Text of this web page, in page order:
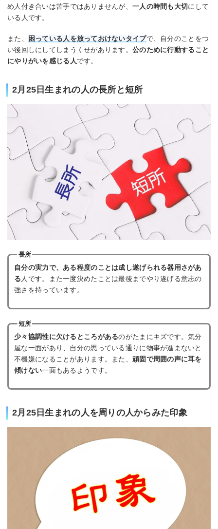
め人付き合いは苦手ではありませんが、一人の時間も大切にして
いる人です。
また、 困っている人を放っておけないタイプで、自分のことをつ
い後回しにしてしまうくせがあります。公のために行動すること
にやりがいを感じる人です。
2月25日生まれの人の長所と短所
長所
自分の実力で、ある程度のことは成し遂げられる器用さがあ
る 人です。また一度決めたことは最後までやり遂げる意志の
強さを持っています。
短所
少々協調性に欠けるところがあるのがたまにキズです。気分
屋な一面があり、自分の思っている通りに物事が進まないと
不機嫌になることがあります。また、 頑固で周囲の声に耳を
傾けない一面もあるようです。
2月25日生まれの人を周りの人からみた印象